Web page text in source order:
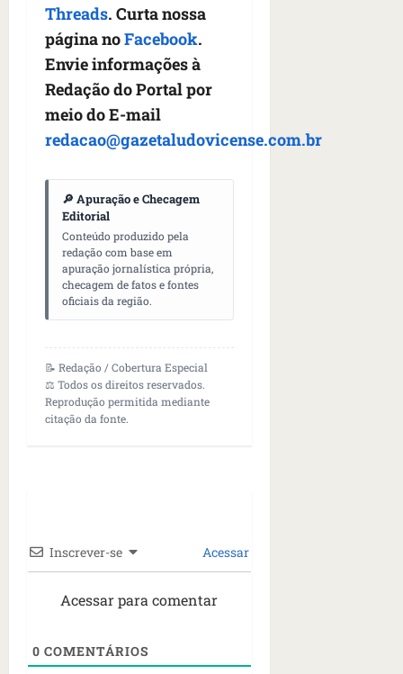
Threads. Curta nossa
página noFacebook.
Envie informações à
Redação do Portal por
meio do E-mail
redacao@gazetaludovicense.com.br
🔎 Apuração e Checagem
Editorial
Conteúdo produzido pela
redação com base em
apuração jornalística própria,
checagem de fatos e fontes
oficiais da região.
📝 Redação / Cobertura Especial
⚖️ Todos os direitos reservados.
Reprodução permitida mediante
citação da fonte.
Inscrever-se Acessar
Acessar para comentar
0 COMENTÁRIOS